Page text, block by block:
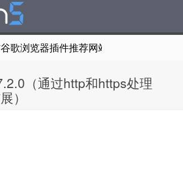
歌浏览器插件推荐网站，非Google
（通过http和https处理
）